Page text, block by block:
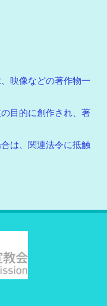
映像などの著作物一
目的に創作され、著
は、関連法令に抵触